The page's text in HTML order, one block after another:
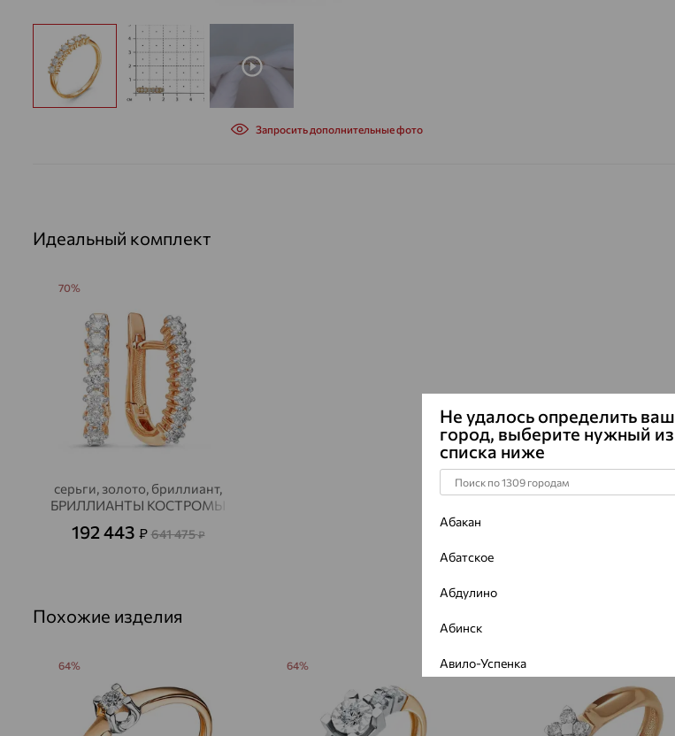
Запросить дополнительные фото
Идеальный комплект
серьги, золото, бриллиант,
БРИЛЛИАНТЫ КОСТРОМЫ
192 443 ₽ 641 475₽
70%
Похожие изделия
64% 64% 64%
Не удалось определить ваш
город, выберите нужный из
списка ниже
Абакан
Абатское
Абдулино
Абинск
Авило-Успенка